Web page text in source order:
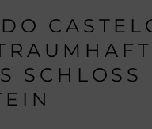
SCHLOSS